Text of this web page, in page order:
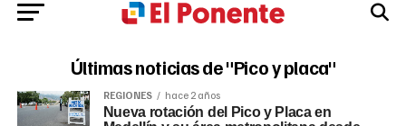
Últimas noticias de "Pico y placa"
REGIONES hace 2 años
Nueva rotación del Pico y Placa en